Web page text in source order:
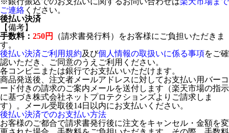
ご連絡 ください。
後払い決済
【備考】
手数料： 250円
（請求書発行料）をお客様にご負担いただきま
す。
後払い決済ご利用規約及び個人情報の取扱いに係る事項をご確
認いただき、ご同意のうえご利用ください。
各コンビニまたは銀行でお支払いいただけます。
商品発送後、注文者メールアドレスに対してお支払い用バーコ
ード付きの請求のご案内メールを送付します（楽天市場の指示
に基づき株式会社ネットプロテクションズよりご請求しま
す）。メール受取後14日以内にお支払いください。
後払い決済でのお支払い方法
お客様のご都合で請求書発行後に注文をキャンセル・金額を変